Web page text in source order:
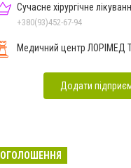
Сучасне хірургічне
+380(93)452-67-94
Медичний центр ЛОРІМЕД
Додати
ОГОЛОШЕННЯ